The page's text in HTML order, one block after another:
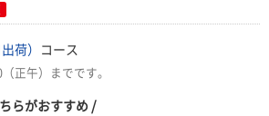
荷） コース
正午）までです。
らがおすすめ /